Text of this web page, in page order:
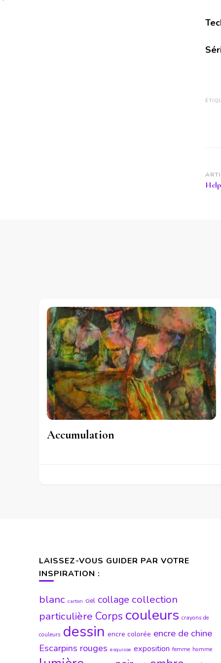
Help
Accumulation
LAISSEZ-VOUS GUIDER PAR VOTRE
INSPIRATION :
blanc carton ciel collage collection
particulière Corps couleurs crayons de
couleurs dessin encre colorée encre de chine
Escarpins rouges esquisse exposition femme homme